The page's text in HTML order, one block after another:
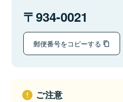
934-0021
郵便番号をコピーする
ご注意